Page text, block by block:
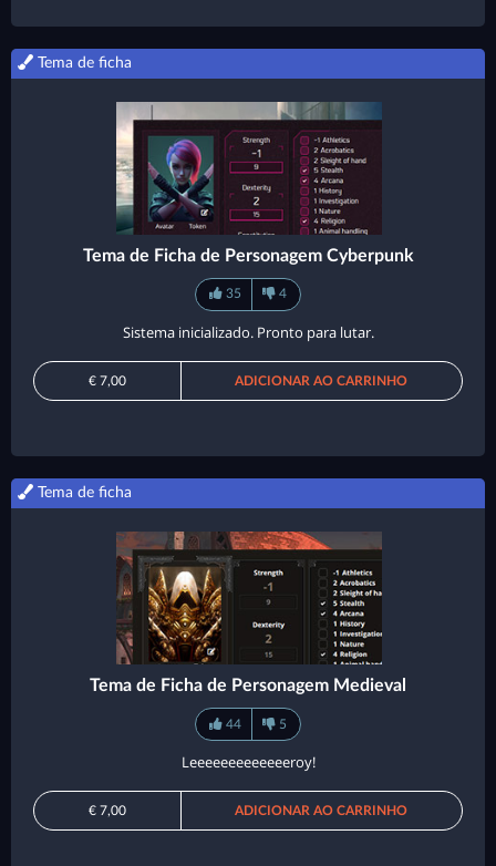
Tema de ficha
Tema de Ficha de Personagem Cyberpunk
35 4
Sistema inicializado. Pronto para lutar.
€ 7,00 ADICIONAR AO CARRINHO
Tema de ficha
Tema de Ficha de Personagem Medieval
44 5
Leeeeeeeeeeeeeroy!
€ 7,00 ADICIONAR AO CARRINHO